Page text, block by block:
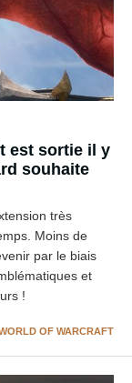
est sortie il y
souhaite
très
Moins de
par le biais
et
!
OF WARCRAFT